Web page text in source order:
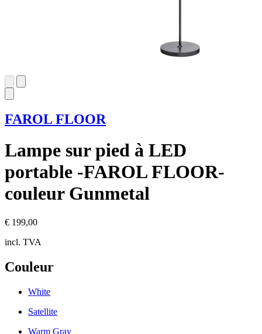
FAROL FLOOR
Lampe sur pied à LED
portable -FAROL FLOOR-
couleur Gunmetal
€ 199,00
incl. TVA
Couleur
White
Satellite
Warm Gray